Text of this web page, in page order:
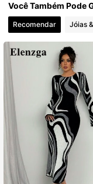
4,89 3M
4,89
4,89 3M
4,89 3M
Você Também Pode
Recomendar Jóias